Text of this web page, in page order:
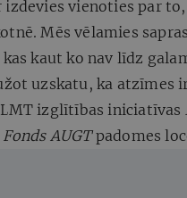
izdevies vienoties par
Mēs vēlamies
kaut ko nav līdz
uzskatu, ka atzīmes
izglītības iniciatīvas
Fonds AUGTpadomes